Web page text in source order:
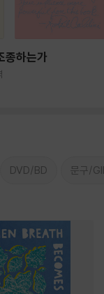
종하는가
DVD/BD 문구/